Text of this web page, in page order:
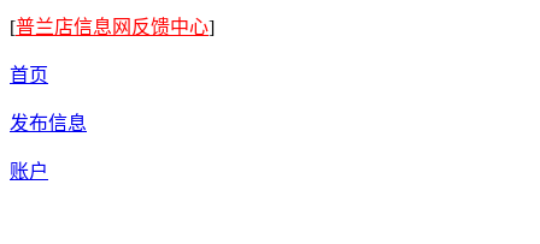
[普兰店信息网反馈中心]
首页
发布信息
账户